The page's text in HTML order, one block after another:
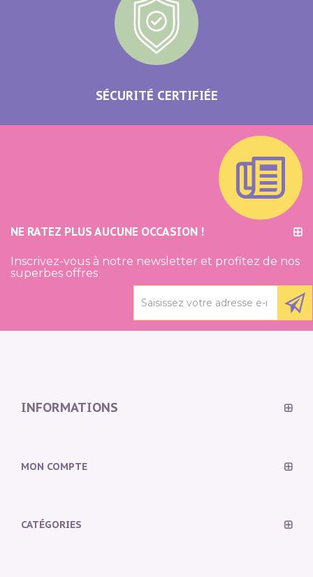
SÉCURITÉ CERTIFIÉE
NE RATEZ PLUS AUCUNE OCCASION !
Inscrivez-vous à notre newsletter et profitez de nos
superbes offres
INFORMATIONS
MON COMPTE
CATÉGORIES